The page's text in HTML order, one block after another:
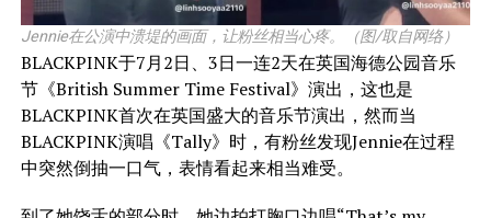
Jennie在公演中溃堤的画面，让粉丝相当心疼。（图/取自网络）
BLACKPINK于7月2日、3日一连2天在英国海德公园音乐
节《British Summer Time Festival》演出，这也是
BLACKPINK首次在英国盛大的音乐节演出，然而当
BLACKPINK演唱《Tally》时，有粉丝发现Jennie在过程
中突然倒抽一口气，表情看起来相当难受。